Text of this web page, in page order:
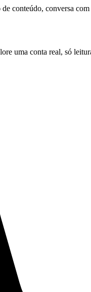
conteúdo, conversa
uma conta real, só